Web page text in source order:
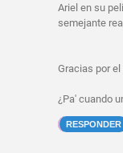
Ariel en su
semejante
Gracias por
¿Pa' cuando
RESPONDER